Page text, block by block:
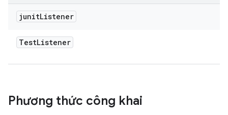
junitListener
TestListener
Phương thức công khai